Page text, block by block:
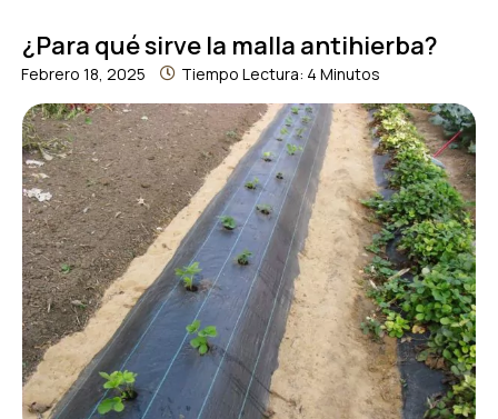
¿Para qué sirve la malla antihierba?
Febrero 18, 2025 Tiempo Lectura: 4 Minutos